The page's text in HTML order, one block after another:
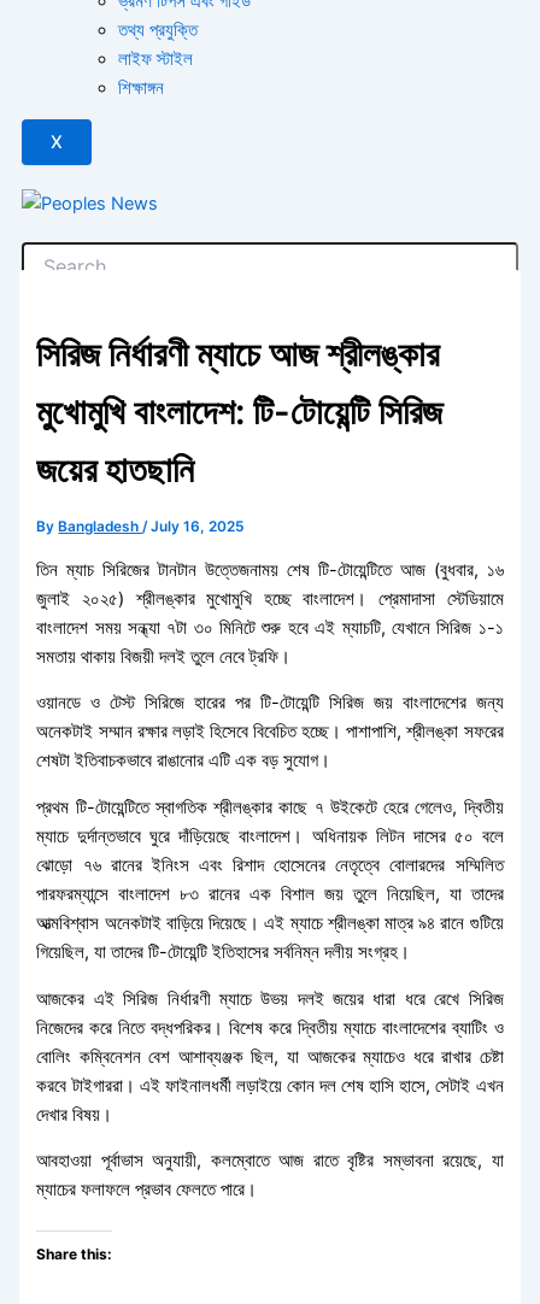
তথ্য প্রযুক্তি
লাইফ স্টাইল
শিক্ষাঙ্গন
X
সিরিজ নির্ধারণী ম্যাচে আজ শ্রীলঙ্কার
মুখোমুখি বাংলাদেশ: টি-টোয়েন্টি সিরিজ
জয়ের হাতছানি
By Bangladesh/July 16, 2025
তিন ম্যাচ সিরিজের টানটান উত্তেজনাময় শেষ টি-টোয়েন্টিতে আজ (বুধবার, ১৬
জুলাই ২০২৫) শ্রীলঙ্কার মুখোমুখি হচ্ছে বাংলাদেশ। প্রেমাদাসা স্টেডিয়ামে
বাংলাদেশ সময় সন্ধ্যা ৭টা ৩০ মিনিটে শুরু হবে এই ম্যাচটি, যেখানে সিরিজ ১-১
সমতায় থাকায় বিজয়ী দলই তুলে নেবে ট্রফি।
ওয়ানডে ও টেস্ট সিরিজে হারের পর টি-টোয়েন্টি সিরিজ জয় বাংলাদেশের জন্য
অনেকটাই সম্মান রক্ষার লড়াই হিসেবে বিবেচিত হচ্ছে। পাশাপাশি, শ্রীলঙ্কা সফরের
শেষটা ইতিবাচকভাবে রাঙানোর এটি এক বড় সুযোগ।
প্রথম টি-টোয়েন্টিতে স্বাগতিক শ্রীলঙ্কার কাছে ৭ উইকেটে হেরে গেলেও, দ্বিতীয়
ম্যাচে দুর্দান্তভাবে ঘুরে দাঁড়িয়েছে বাংলাদেশ। অধিনায়ক লিটন দাসের ৫০ বলে
ঝোড়ো ৭৬ রানের ইনিংস এবং রিশাদ হোসেনের নেতৃত্বে বোলারদের সম্মিলিত
পারফরম্যান্সে বাংলাদেশ ৮৩ রানের এক বিশাল জয় তুলে নিয়েছিল, যা তাদের
আত্মবিশ্বাস অনেকটাই বাড়িয়ে দিয়েছে। এই ম্যাচে শ্রীলঙ্কা মাত্র ৯৪ রানে গুটিয়ে
গিয়েছিল, যা তাদের টি-টোয়েন্টি ইতিহাসের সর্বনিম্ন দলীয় সংগ্রহ।
আজকের এই সিরিজ নির্ধারণী ম্যাচে উভয় দলই জয়ের ধারা ধরে রেখে সিরিজ
নিজেদের করে নিতে বদ্ধপরিকর। বিশেষ করে দ্বিতীয় ম্যাচে বাংলাদেশের ব্যাটিং ও
বোলিং কম্বিনেশন বেশ আশাব্যঞ্জক ছিল, যা আজকের ম্যাচেও ধরে রাখার চেষ্টা
করবে টাইগাররা। এই ফাইনালধর্মী লড়াইয়ে কোন দল শেষ হাসি হাসে, সেটাই এখন
দেখার বিষয়।
আবহাওয়া পূর্বাভাস অনুযায়ী, কলম্বোতে আজ রাতে বৃষ্টির সম্ভাবনা রয়েছে, যা
ম্যাচের ফলাফলে প্রভাব ফেলতে পারে।
Share this: